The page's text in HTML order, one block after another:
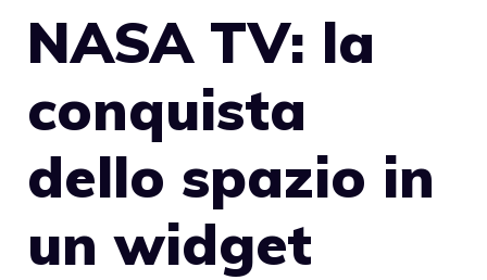
NASA TV: la
conquista
dello spazio in
un widget